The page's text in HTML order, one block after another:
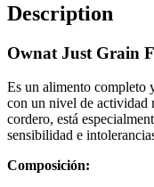
Description
Ownat Just Grain
Es un alimento completo
con un nivel de actividad
cordero, está
sensibilidad e
Composición: